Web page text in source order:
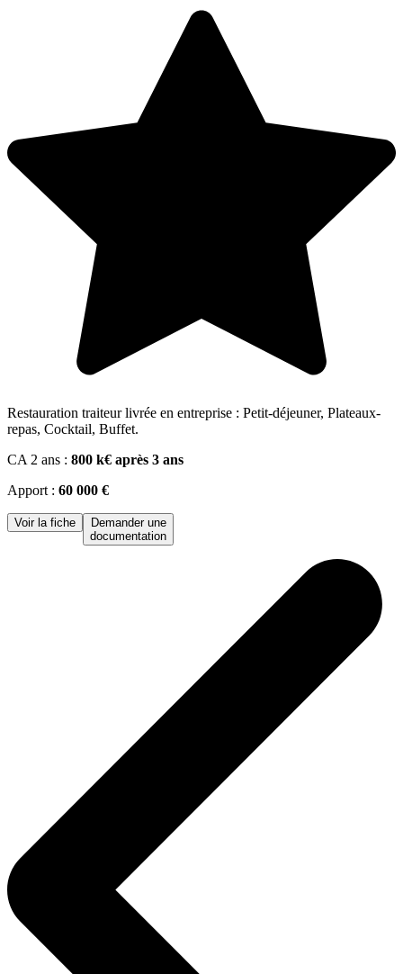
Restauration traiteur livrée en entreprise : Petit-déjeuner, Plateaux-
repas, Cocktail, Buffet.
CA 2 ans : 800 k€ après 3 ans
Apport : 60 000 €
Voir la fiche
Demander une
documentation